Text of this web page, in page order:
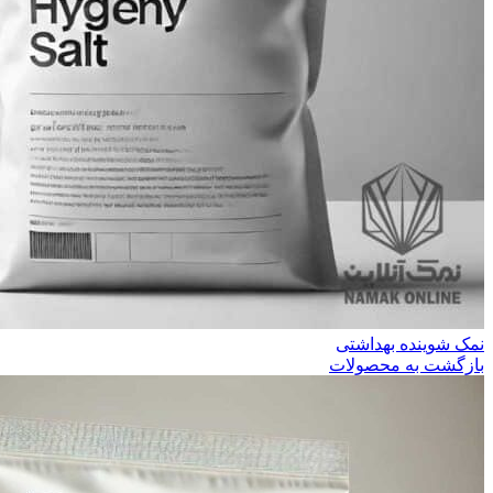
نمک شوینده بهداشتی
بازگشت به محصولات